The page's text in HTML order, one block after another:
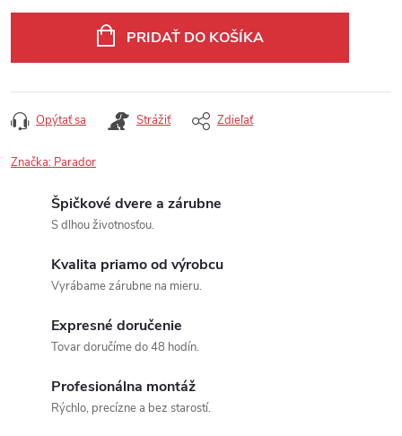
PRIDAŤ DO KOŠÍKA
Opýtať sa Strážiť Zdieľať
Značka: Parador
Špičkové dvere a zárubne
S dlhou životnosťou.
Kvalita priamo od výrobcu
Vyrábame zárubne na mieru.
Expresné doručenie
Tovar doručíme do 48 hodín.
Profesionálna montáž
Rýchlo, precízne a bez starostí.